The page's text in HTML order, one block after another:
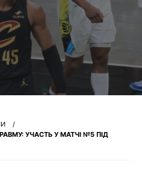
УЧАСТЬ У МАТЧІ №5 ПІД